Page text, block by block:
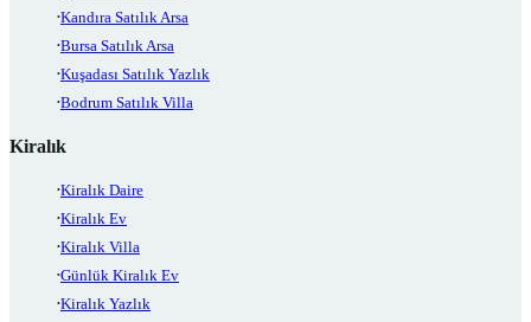
Kandıra Satılık Arsa
Bursa Satılık Arsa
Kuşadası Satılık Yazlık
Bodrum Satılık Villa
Kiralık
Kiralık Daire
Kiralık Ev
Kiralık Villa
Günlük Kiralık Ev
Kiralık Yazlık